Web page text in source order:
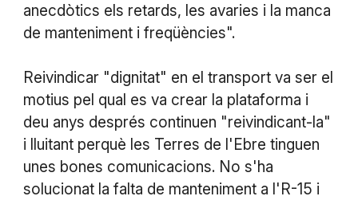
anecdòtics els retards, les avaries i la manca
de manteniment i freqüències".
Reivindicar "dignitat" en el transport va ser el
motius pel qual es va crear la plataforma i
deu anys després continuen "reivindicant-la"
i lluitant perquè les Terres de l'Ebre tinguen
unes bones comunicacions. No s'ha
solucionat la falta de manteniment a l'R-15 i